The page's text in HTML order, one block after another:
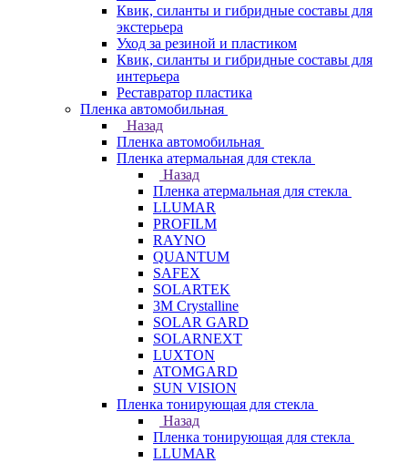
Квик, силанты и гибридные составы для
экстерьера
Уход за резиной и пластиком
Квик, силанты и гибридные составы для
интерьера
Реставратор пластика
Пленка автомобильная
Назад
Пленка автомобильная
Пленка атермальная для стекла
Назад
Пленка атермальная для стекла
LLUMAR
PROFILM
RAYNO
QUANTUM
SAFEX
SOLARTEK
3M Crystalline
SOLAR GARD
SOLARNEXT
LUXTON
ATOMGARD
SUN VISION
Пленка тонирующая для стекла
Назад
Пленка тонирующая для стекла
LLUMAR